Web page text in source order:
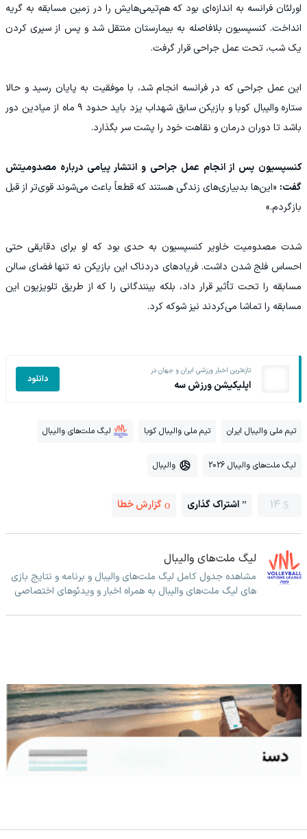
اورلئان فرانسه به اندازه‌ای بود که هم‌تیمی‌هایش را در زمین مسابقه به گریه
انداخت. کنسپسیون بلافاصله به بیمارستان منتقل شد و پس از سپری کردن
یک شب، تحت عمل جراحی قرار گرفت.
این عمل جراحی که در فرانسه انجام شد، با موفقیت به پایان رسید و حالا
ستاره والیبال کوبا و بازیکن سابق شهداب یزد باید حدود ۹ ماه از میادین دور
باشد تا دوران درمان و نقاهت خود را پشت سر بگذارد.
کنسپسیون پس از انجام عمل جراحی و انتشار پیامی درباره مصدومیتش
گفت: «این‌ها بدبیاری‌های زندگی هستند که قطعاً باعث می‌شوند قوی‌تر از قبل
بازگردم.»
شدت مصدومیت خاویر کنسپسیون به حدی بود که او برای دقایقی حتی
احساس فلج شدن داشت. فریادهای دردناک این بازیکن نه تنها فضای سالن
مسابقه را تحت تأثیر قرار داد، بلکه بینندگانی را که از طریق تلویزیون این
مسابقه را تماشا می‌کردند نیز شوکه کرد.
تازه‌ترین اخبار ورزشی ایران و جهان در
اپلیکیشن ورزش سه دانلود
تیم ملی والیبال ایران تیم ملی والیبال کوبا لیگ ملت‌های والیبال
لیگ ملت‌های والیبال 2026 والیبال
14 اشتراک گذاری گزارش خطا
لیگ ملت‌های والیبال
مشاهده جدول کامل لیگ ملت‌های والیبال و برنامه و نتایج بازی
های لیگ ملت‌های والیبال به همراه اخبار و ویدئوهای اختصاصی